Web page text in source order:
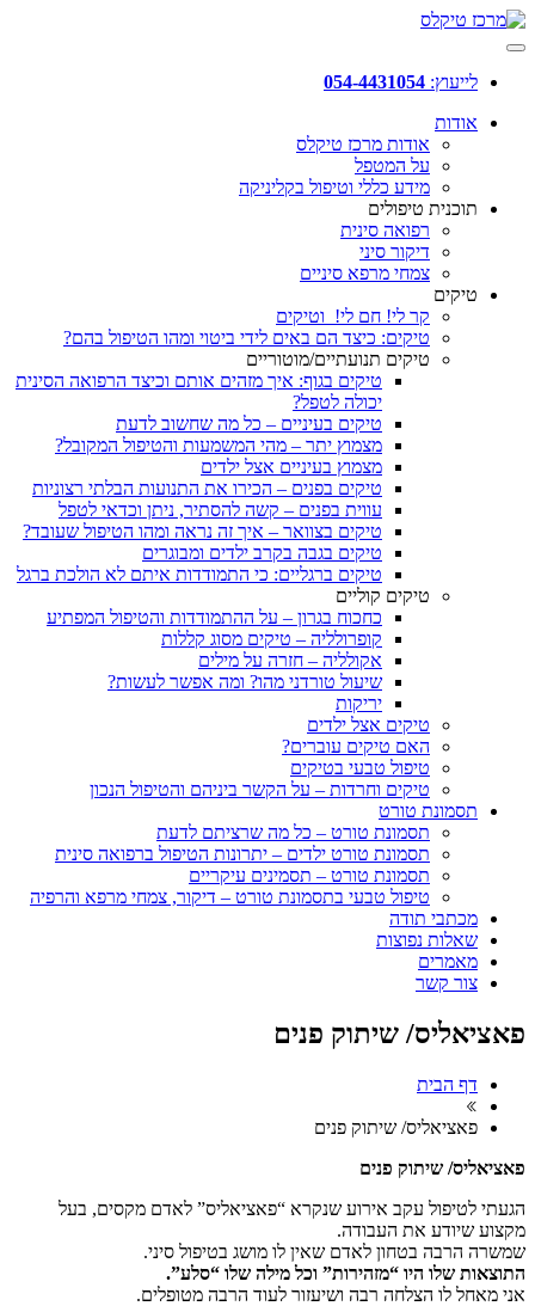
לייעוץ: 054-4431054
אודות
אודות מרכז טיקלס
על המטפל
מידע כללי וטיפול בקליניקה
תוכנית טיפולים
רפואה סינית
דיקור סיני
צמחי מרפא סיניים
טיקים
קר לי! חם לי! וטיקים
טיקים: כיצד הם באים לידי ביטוי ומהו הטיפול בהם?
טיקים תנועתיים/מוטוריים
טיקים בגוף: איך מזהים אותם וכיצד הרפואה הסינית
יכולה לטפל?
טיקים בעיניים – כל מה שחשוב לדעת
מצמוץ יתר – מהי המשמעות והטיפול המקובל?
מצמוץ בעיניים אצל ילדים
טיקים בפנים – הכירו את התנועות הבלתי רצוניות
עווית בפנים – קשה להסתיר, ניתן וכדאי לטפל
טיקים בצוואר – איך זה נראה ומהו הטיפול שעובד?
טיקים בגבה בקרב ילדים ומבוגרים
טיקים ברגליים: כי התמודדות איתם לא הולכת ברגל
טיקים קוליים
כחכוח בגרון – על ההתמודדות והטיפול המפתיע
קופרולליה – טיקים מסוג קללות
אקולליה – חזרה על מילים
שיעול טורדני מהו? ומה אפשר לעשות?
יריקות
טיקים אצל ילדים
האם טיקים עוברים?
טיפול טבעי בטיקים
טיקים וחרדות – על הקשר ביניהם והטיפול הנכון
תסמונת טורט
תסמונת טורט – כל מה שרציתם לדעת
תסמונת טורט ילדים – יתרונות הטיפול ברפואה סינית
תסמונת טורט – תסמינים עיקריים
טיפול טבעי בתסמונת טורט – דיקור, צמחי מרפא והרפיה
מכתבי תודה
שאלות נפוצות
מאמרים
צור קשר
פאציאליס/ שיתוק פנים
דף הבית
פאציאליס/ שיתוק פנים
פאציאליס/ שיתוק פנים
הגעתי לטיפול עקב אירוע שנקרא “פאציאליס” לאדם מקסים, בעל
מקצוע שיודע את העבודה.
שמשרה הרבה בטחון לאדם שאין לו מושג בטיפול סיני.
התוצאות שלו היו “מזהירות” וכל מילה שלו “סלע”.
אני מאחל לו הצלחה רבה ושיעזור לעוד הרבה מטופלים.